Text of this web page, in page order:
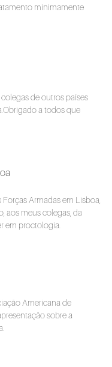
minimamente
de outros países
a todos que
Armadas em Lisboa,
aos meus colegas, da
em proctologia.
Americana de
sobre a